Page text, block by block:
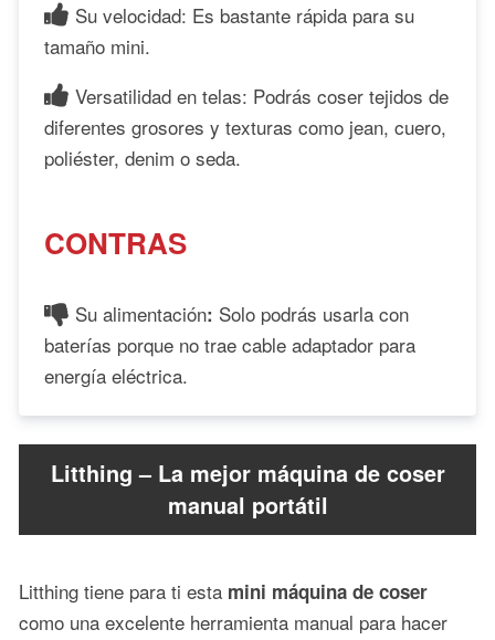
Su velocidad: Es bastante rápida para su
tamaño mini.
Versatilidad en telas: Podrás coser tejidos de
diferentes grosores y texturas como jean, cuero,
poliéster, denim o seda.
CONTRAS
Su alimentación: Solo podrás usarla con
baterías porque no trae cable adaptador para
energía eléctrica.
Litthing – La mejor máquina de coser
manual portátil
Litthing tiene para ti esta mini máquina de coser
como una excelente herramienta manual para hacer